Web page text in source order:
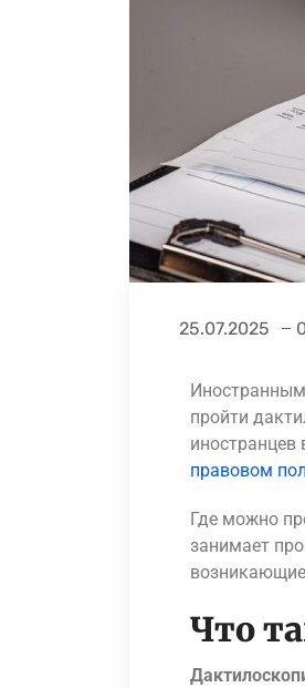
25.07.2025
пройти
правовом
Где можно
занимает
Что